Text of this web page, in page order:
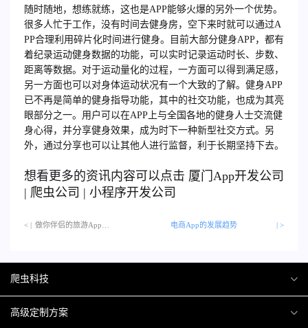
随时随地，想练就练，这也是APP能够火爆的另外一个优势。
很多人忙于工作，没有时间去健身房，空下来时就可以通过A
PP合理利用碎片化时间进行健身。
目前大部分健身APP，都有
着纪录运动健身数据的功能，可以实时记录运动时长、步数、
距离等数据。对于运动量化的过程，一方面可以得到满足感，
另一方面也可以对身体运动状况有一个大致的了解。 健身APP
已不再是简单的健身指导功能，其中的社交功能，也成为其亮
眼部分之一。用户可以在APP上与全国各地的健身人士交流健
身心得，并分享健身效果，成为时下一种新型社交方式。另
外，通过分享也可以让其他人进行监督，利于长期坚持下去。
想看更多的资讯内容可以点击 厦门 App开发公司
| 爬虫公司 | 小程序开发公司
< | 做你伴侣的旅游App… 电商App的发展趋势 | >
爬虫科技
爬虫案例
高级定制方案